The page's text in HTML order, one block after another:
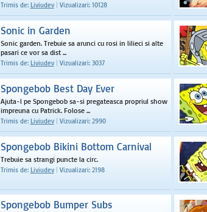
Trimis de: Liviudev Vizualizari: 10128
Sonic in Garden
Sonic garden. Trebuie sa arunci cu rosi in lilieci si alte
pasari ce vor sa dist ...
Trimis de: Liviudev Vizualizari: 3037
Spongebob Best Day Ever
Ajuta-l pe Spongebob sa-si pregateasca propriul show
impreuna cu Patrick. Folose ...
Trimis de: Liviudev Vizualizari: 2990
Spongebob Bikini Bottom Carnival
Trebuie sa strangi puncte la circ.
Trimis de: Liviudev Vizualizari: 2198
Spongebob Bumper Subs